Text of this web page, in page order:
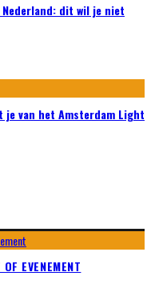
dit wil je niet
van het Amsterdam Light
EVENEMENT